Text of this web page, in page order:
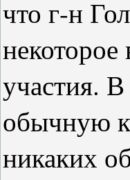
что г-н
участия.
обычную
никаких